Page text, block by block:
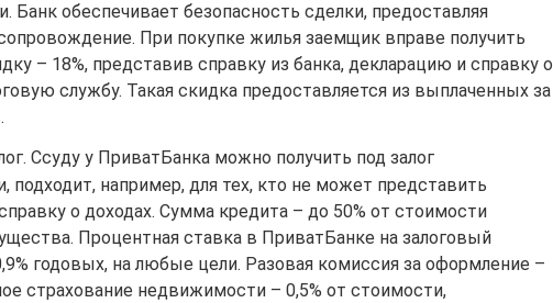
Банк обеспечивает безопасность сделки, предоставляя
При покупке жилья заемщик вправе получить
– 18%, представив справку из банка, декларацию и справку о
службу. Такая скидка предоставляется из выплаченных за
Ссуду у ПриватБанка можно получить под залог
подходит, например, для тех, кто не может представить
о доходах. Сумма кредита – до 50% от стоимости
Процентная ставка в ПриватБанке на залоговый
годовых, на любые цели. Разовая комиссия за оформление –
страхование недвижимости – 0,5% от стоимости,